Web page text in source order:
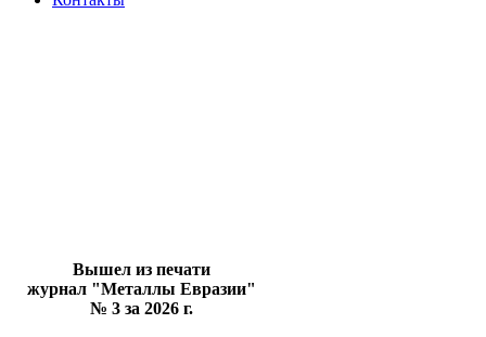
Вышел из печати
журнал "Металлы Евразии"
№ 3 за 2026 г.